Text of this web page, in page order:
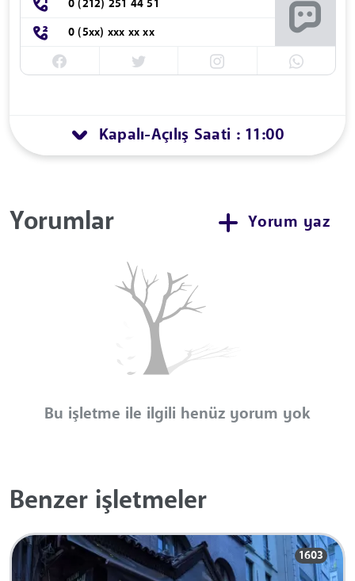
0 (212) 251 44 51
0 (5xx) xxx xx xx
Kapalı-Açılış Saati : 11:00
Yorumlar Yorum yaz
Bu işletme ile ilgili henüz yorum yok
Benzer işletmeler
1603